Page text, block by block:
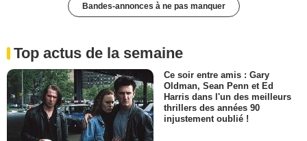
Bandes-annonces à ne pas manquer
Top actus de la semaine
Ce soir entre amis : Gary
Oldman, Sean Penn et Ed
Harris dans l'un des meilleurs
thrillers des années 90
injustement oublié !